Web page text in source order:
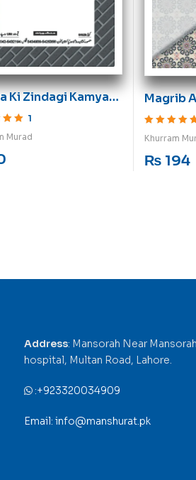
Ki Zindagi Kamyabi
1
Murad
Magrib
Aik
Khurram
₨ 194
Address: Mansorah Near Mansorah
hospital, Multan Road, Lahore.
:+923320034909
Email: info@manshurat.pk